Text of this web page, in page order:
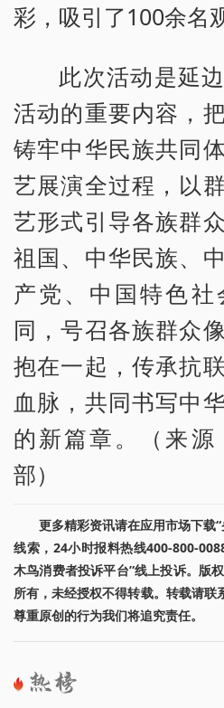
彩，吸引了100余名
此次活动是延
活动的重要内容，
铸牢中华民族共同
艺展演全过程，以
艺形式引导各族群
祖国、中华民族、
产党、中国特色社
同，号召各族群众
抱在一起，传承抗
血脉，共同书写中
的新篇章。（来
部）
更多精彩资讯请在应用市场下载
线索，24小时报料热线400-800-
木鸟消费者投诉平台”线上投诉。版
所有，未经授权不得转载。转载请
尊重原创的行为我们将追究责任。